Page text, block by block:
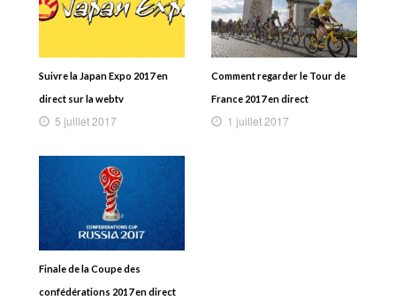
Suivre la Japan Expo 2017 en
direct sur la webtv
5 juillet 2017
Comment regarder le Tour de
France 2017 en direct
1 juillet 2017
Finale de la Coupe des
confédérations 2017 en direct